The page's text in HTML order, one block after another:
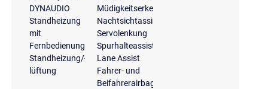
DYNAUDIO
Standheizung
mit
Fernbedienung
Standheizung/-
lüftung
Müdigkeitserkennung
Nachtsichtassistent
Servolenkung
Spurhalteassistent
Lane Assist
Fahrer- und
Beifahrerairbag